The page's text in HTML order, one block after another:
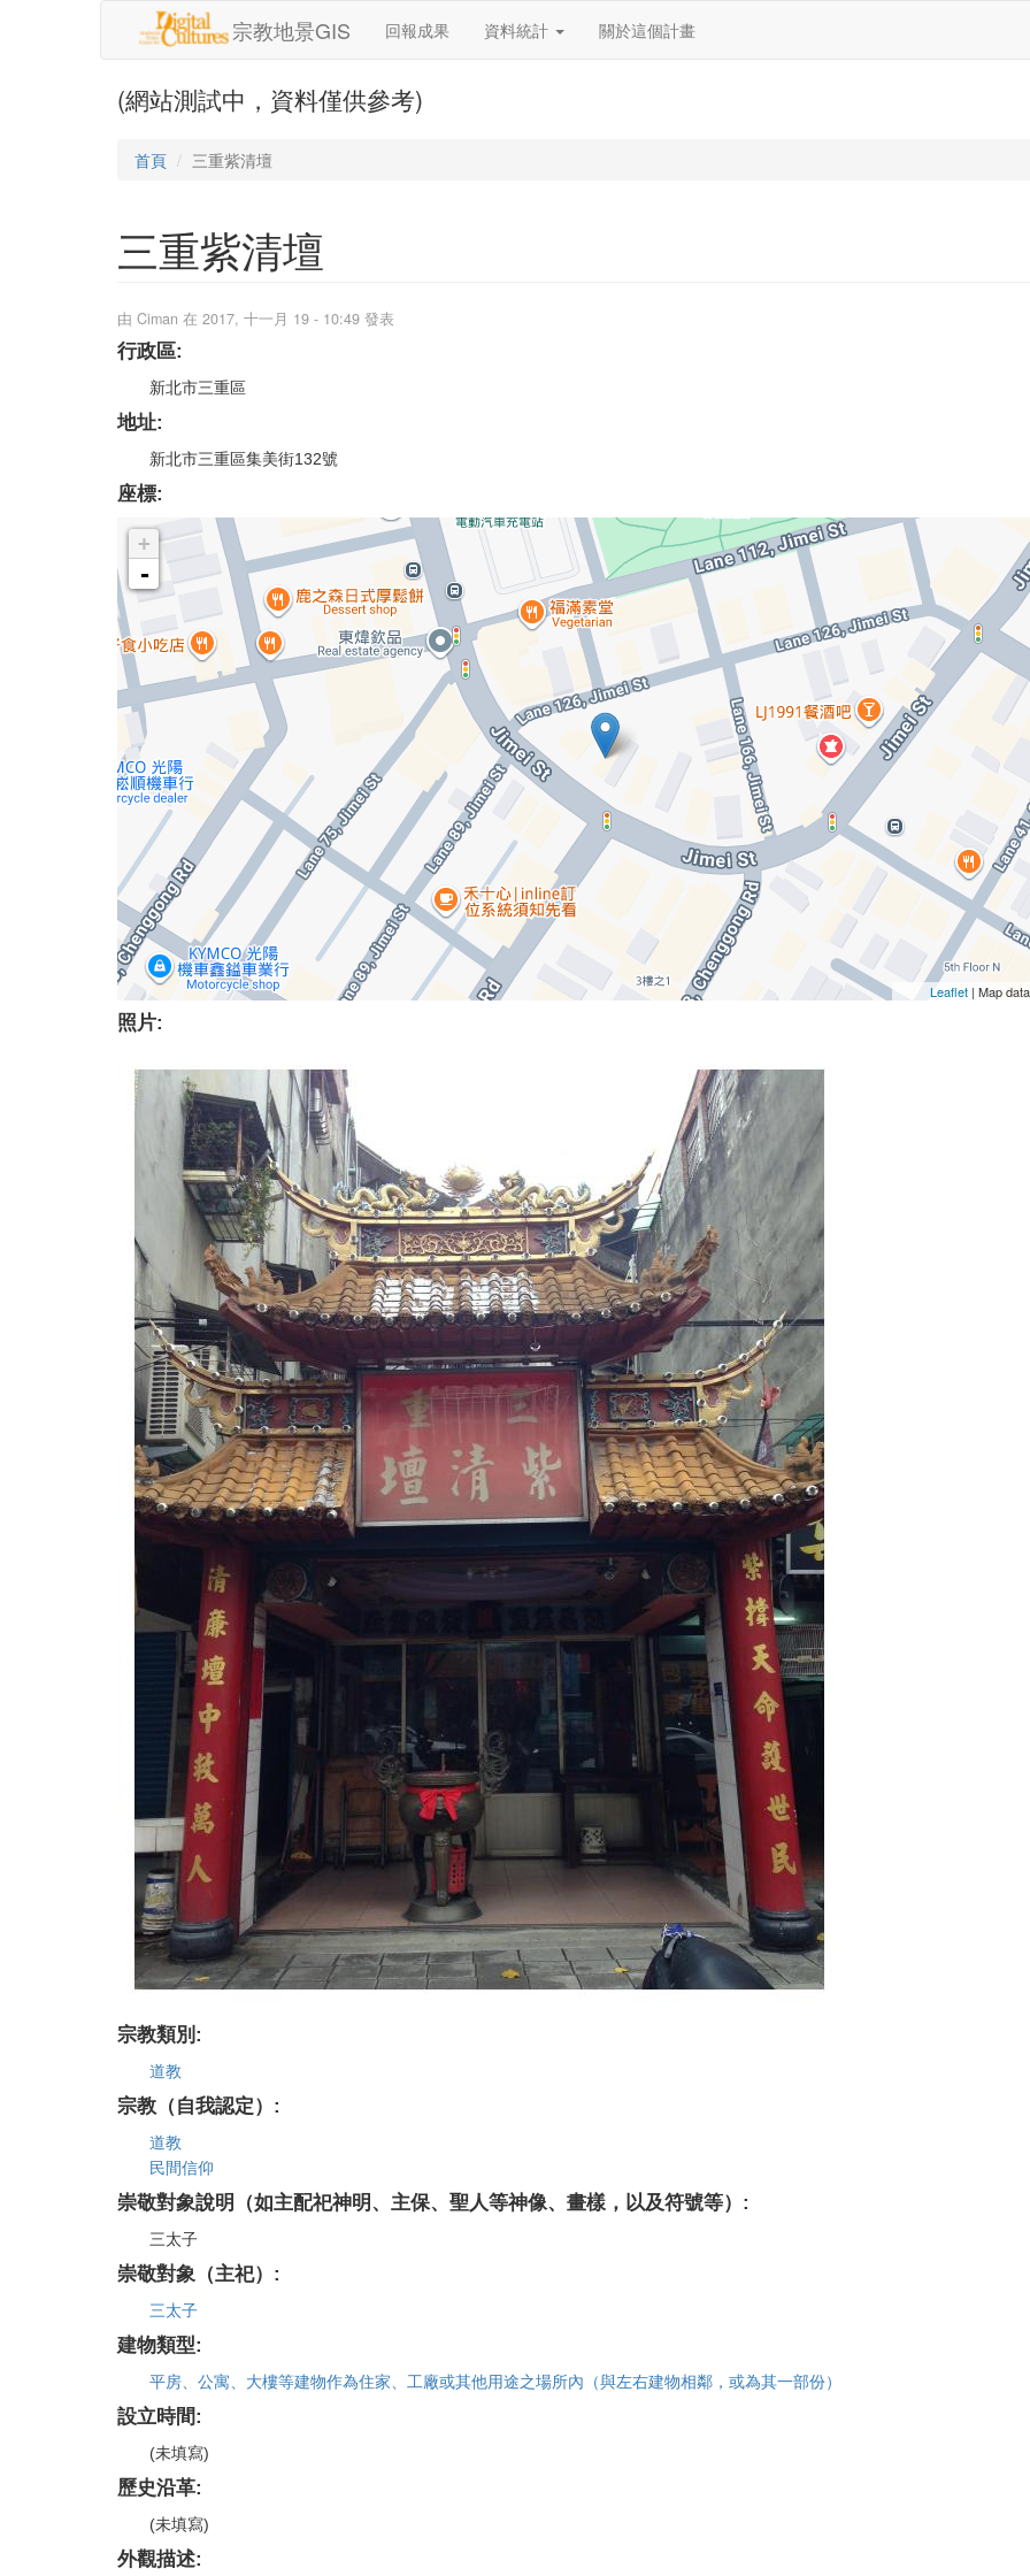
宗教地景GIS 回報成果 資料統計 關於這個計畫
(網站測試中，資料僅供參考)
首頁 三重紫清壇
三重紫清壇
由 Ciman 在 2017, 十一月 19 - 10:49 發表
行政區:
新北市三重區
地址:
新北市三重區集美街132號
座標:
+
-
Leaflet| Map
照片:
宗教類別:
道教
宗教（自我認定）:
道教
民間信仰
崇敬對象說明（如主配祀神明、主保、聖人等神像、畫樣，以及符號等）:
三太子
崇敬對象（主祀）:
三太子
建物類型:
平房、公寓、大樓等建物作為住家、工廠或其他用途之場所內（與左右建物相鄰，或為其一部份）
設立時間:
(未填寫)
歷史沿革:
(未填寫)
外觀描述: